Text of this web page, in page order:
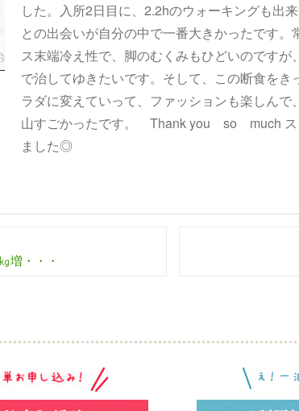
した。入所2日目に、2.2hのウォーキングも出
との出会いが自分の中で一番大きかったです
ス末端冷え性で、脚のむくみもひどいのですが
で治してゆきたいです。そして、この断食をき
ラダに変えていって、ファッションも楽しん
山すごかったです。 Thank you so much ス
ました◎
増・・・